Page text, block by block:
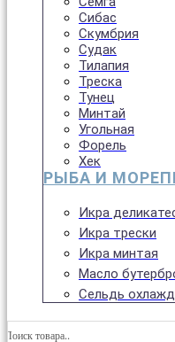
Сибас
Скумбрия
Судак
Тилапия
Треска
Тунец
Минтай
Угольная
Форель
Хек
РЫБА И
Икра
Икра трески
Икра минтая
Масло
Сельдь